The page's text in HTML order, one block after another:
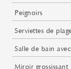
Peignoirs
Serviettes de
Salle de bain
Miroir grossissant